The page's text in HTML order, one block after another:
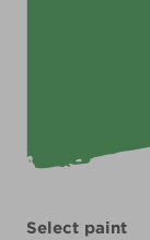
Select paint